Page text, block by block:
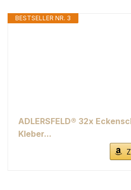
BESTSELLER NR. 3
ADLERSFELD® 32x
Kleber...